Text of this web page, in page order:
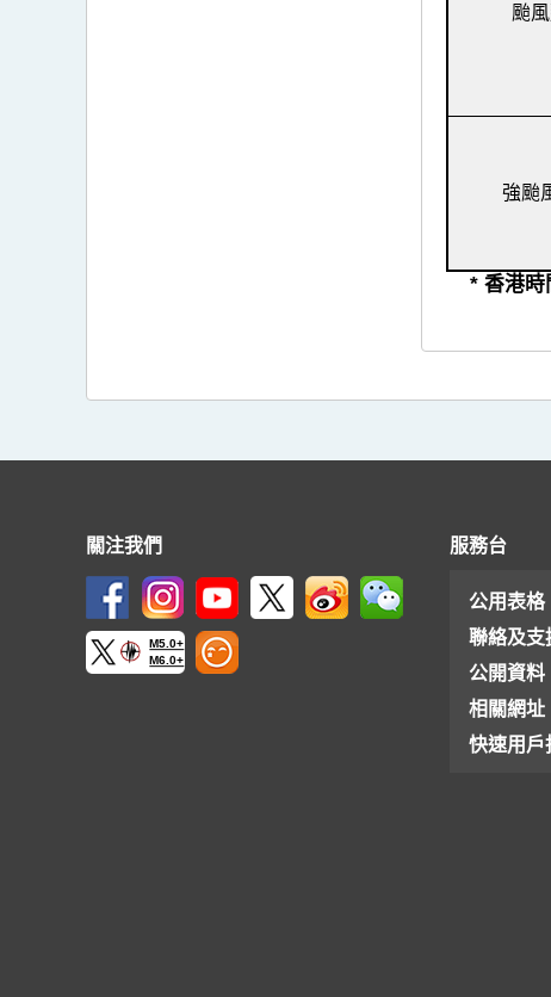
颱
強颱
* 香港時
關注我們
M5.0+
M6.0+
服務台
公用表格
聯絡及支
公開資料
相關網址
快速用戶